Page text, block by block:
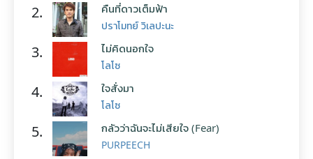
2. คืนที่ดาวเต็มฟ้า
ปราโมทย์ วิเลปะนะ
3. ไม่คิดนอกใจ
โลโซ
4. ใจสั่งมา
โลโซ
5. กลัวว่าฉันจะไม่เสียใจ (Fear)
PURPEECH